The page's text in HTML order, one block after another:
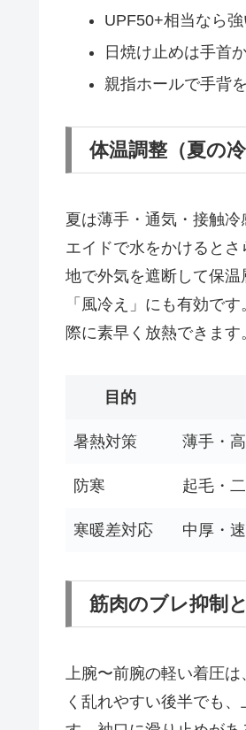
UPF50+相当なら
日焼け止めは手首
親指ホールで手背
体温調整（夏の
夏は薄手・通気・接触
エイドで水をかけると
地で外気を遮断して保
「風冷え」にも有効で
際に素早く放熱できます
目的
暑熱対策 薄手・
防寒 起毛・
寒暖差対応 中厚・
筋肉のブレ抑制
上腕〜前腕の軽い着圧
く乱れやすい後半でも